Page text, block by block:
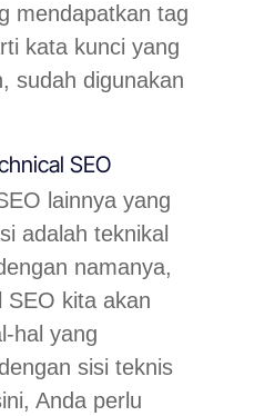
mendapatkan tag
kata kunci yang
sudah digunakan
SEO
lainnya yang
adalah teknikal
namanya,
SEO kita akan
hal yang
sisi teknis
Anda perlu